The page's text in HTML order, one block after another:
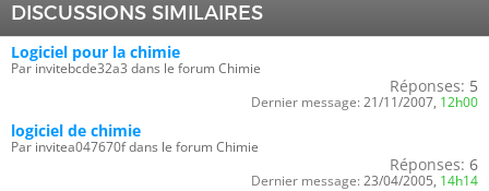
DISCUSSIONS SIMILAIRES
Logiciel pour la chimie
Par invitebcde32a3 dans le forum Chimie
Réponses: 5
Dernier message: 21/11/2007, 12h00
logiciel de chimie
Par invitea047670f dans le forum Chimie
Réponses: 6
Dernier message: 23/04/2005, 14h14